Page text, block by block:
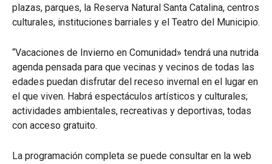
plazas, parques, la Reserva Natural Santa Catalina, centros
culturales, instituciones barriales y el Teatro del Municipio.
“Vacaciones de Invierno en Comunidad» tendrá una nutrida
agenda pensada para que vecinas y vecinos de todas las
edades puedan disfrutar del receso invernal en el lugar en
el que viven. Habrá espectáculos artísticos y culturales;
actividades ambientales, recreativas y deportivas, todas
con acceso gratuito.
La programación completa se puede consultar en la web